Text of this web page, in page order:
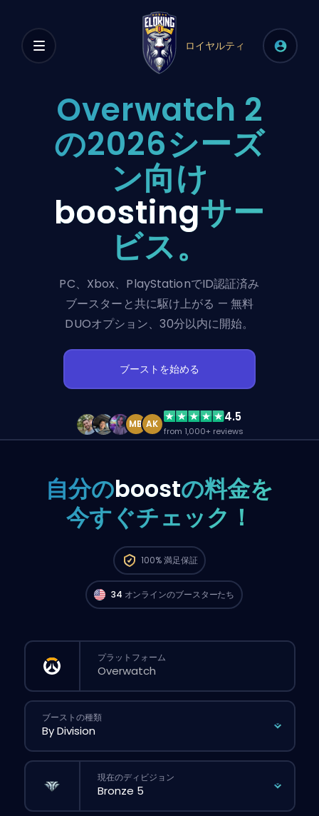
ロイヤルティ
Overwatch 2
の2026シーズ
ン向け
boostingサー
ビス。
PC、Xbox、PlayStationでID認証済み
ブースターと共に駆け上がる — 無料
DUOオプション、30分以内に開始。
ブーストを始める
MB AK 4.5
from 1,000+ reviews
自分のboostの料金を
今すぐチェック！
100%満足保証
North AmericaのTop 500プレイヤーが
注文スタートできるよ。🔥
34 オンラインのブースターたち
プラットフォーム
ブーストの種類
現在のディビジョン